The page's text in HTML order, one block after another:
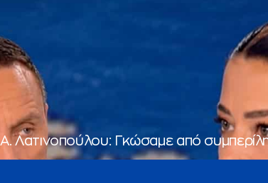
Α. Λατινοπούλου: Γκώσαμε από